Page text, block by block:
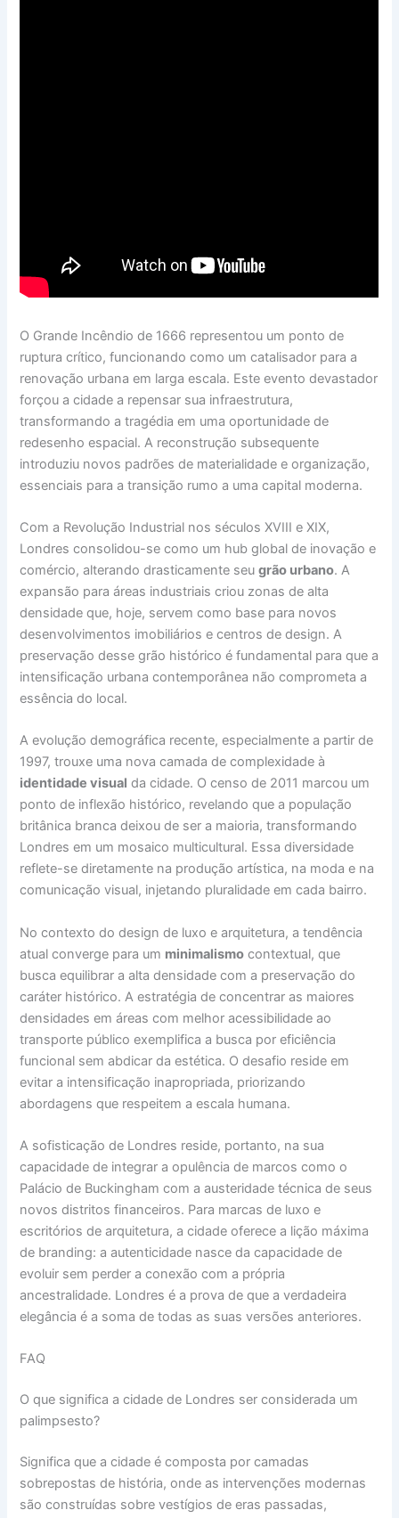
O Grande Incêndio de 1666 representou um ponto de
ruptura crítico, funcionando como um catalisador para a
renovação urbana em larga escala. Este evento devastador
forçou a cidade a repensar sua infraestrutura,
transformando a tragédia em uma oportunidade de
redesenho espacial. A reconstrução subsequente
introduziu novos padrões de materialidade e organização,
essenciais para a transição rumo a uma capital moderna.
Com a Revolução Industrial nos séculos XVIII e XIX,
Londres consolidou-se como um hub global de inovação e
comércio, alterando drasticamente seugrão urbano. A
expansão para áreas industriais criou zonas de alta
densidade que, hoje, servem como base para novos
desenvolvimentos imobiliários e centros de design. A
preservação desse grão histórico é fundamental para que a
intensificação urbana contemporânea não comprometa a
essência do local.
A evolução demográfica recente, especialmente a partir de
1997, trouxe uma nova camada de complexidade à
identidade visual da cidade. O censo de 2011 marcou um
ponto de inflexão histórico, revelando que a população
britânica branca deixou de ser a maioria, transformando
Londres em um mosaico multicultural. Essa diversidade
reflete-se diretamente na produção artística, na moda e na
comunicação visual, injetando pluralidade em cada bairro.
No contexto do design de luxo e arquitetura, a tendência
atual converge para um minimalismo contextual, que
busca equilibrar a alta densidade com a preservação do
caráter histórico. A estratégia de concentrar as maiores
densidades em áreas com melhor acessibilidade ao
transporte público exemplifica a busca por eficiência
funcional sem abdicar da estética. O desafio reside em
evitar a intensificação inapropriada, priorizando
abordagens que respeitem a escala humana.
A sofisticação de Londres reside, portanto, na sua
capacidade de integrar a opulência de marcos como o
Palácio de Buckingham com a austeridade técnica de seus
novos distritos financeiros. Para marcas de luxo e
escritórios de arquitetura, a cidade oferece a lição máxima
de branding: a autenticidade nasce da capacidade de
evoluir sem perder a conexão com a própria
ancestralidade. Londres é a prova de que a verdadeira
elegância é a soma de todas as suas versões anteriores.
FAQ
O que significa a cidade de Londres ser considerada um
palimpsesto?
Significa que a cidade é composta por camadas
sobrepostas de história, onde as intervenções modernas
são construídas sobre vestígios de eras passadas,